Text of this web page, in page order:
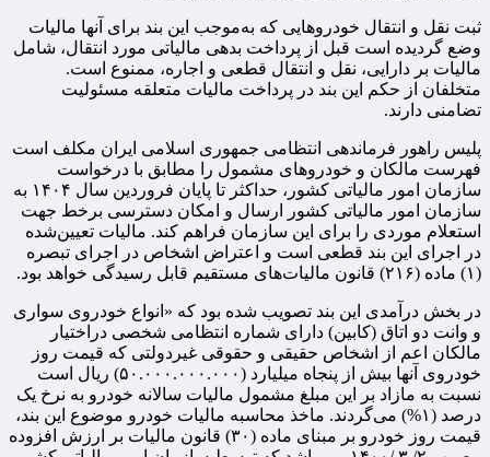
ثبت نقل و انتقال خودروهایی که ‏به‌موجب این بند برای آنها مالیات
وضع گردیده است قبل از ‏پرداخت بدهی مالیاتی مورد انتقال، شامل
مالیات بر دارایی، نقل ‏و انتقال قطعی و اجاره، ممنوع است.
متخلفان از حکم این بند در ‏پرداخت مالیات متعلقه مسئولیت
تضامنی دارند‎.‌‏
پلیس راهور ‏فرماندهی انتظامی جمهوری اسلامی ایران مکلف است
فهرست ‏مالکان و خودروهای مشمول را مطابق با درخواست
سازمان امور ‏مالیاتی کشور، حداکثر تا پایان فروردین‌ سال ۱۴۰۴ به
سازمان ‏امور مالیاتی کشور ارسال و امکان دسترسی برخط جهت
‏استعلام موردی را برای این سازمان فراهم کند. ‎مالیات ‏تعیین‌شده
در اجرای این بند قطعی است و اعتراض اشخاص در ‏اجرای تبصره
(۱) ماده (۲۱۶) قانون مالیات‌های مستقیم قابل ‏رسیدگی خواهد بود.
در بخش درآمدی این بند تصویب شده بود که «انواع خودروی سواری
و وانت دو اتاق (کابین) دارای شماره ‏انتظامی شخصی دراختیار
مالکان اعم از اشخاص حقیقی و ‏حقوقی غیردولتی که قیمت روز
خودروی آنها بیش از پنجاه‏ میلیارد (۵۰.۰۰۰.۰۰۰.۰۰۰) ریال است
نسبت به مازاد بر این ‏مبلغ مشمول مالیات سالانه خودرو به نرخ یک
درصد (۱%) می‌گردند. ماخذ محاسبه مالیات خودرو موضوع این بند،
قیمت روز خودرو ‏بر مبنای ماده (۳۰) قانون مالیات بر ارزش‌ ‌افزوده